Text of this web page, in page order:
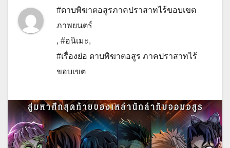
#ดาบพิฆาตอสูรภาคปราสาทไร้ขอบเขต
ภาพยนตร์
, #อนิเมะ,
#เรื่องย่อ ดาบพิฆาตอสูร ภาคปราสาทไร้
ขอบเขต